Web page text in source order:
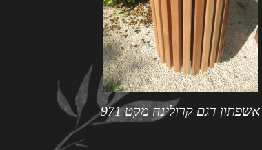
אשפתון דגם קרולינה מקט 971